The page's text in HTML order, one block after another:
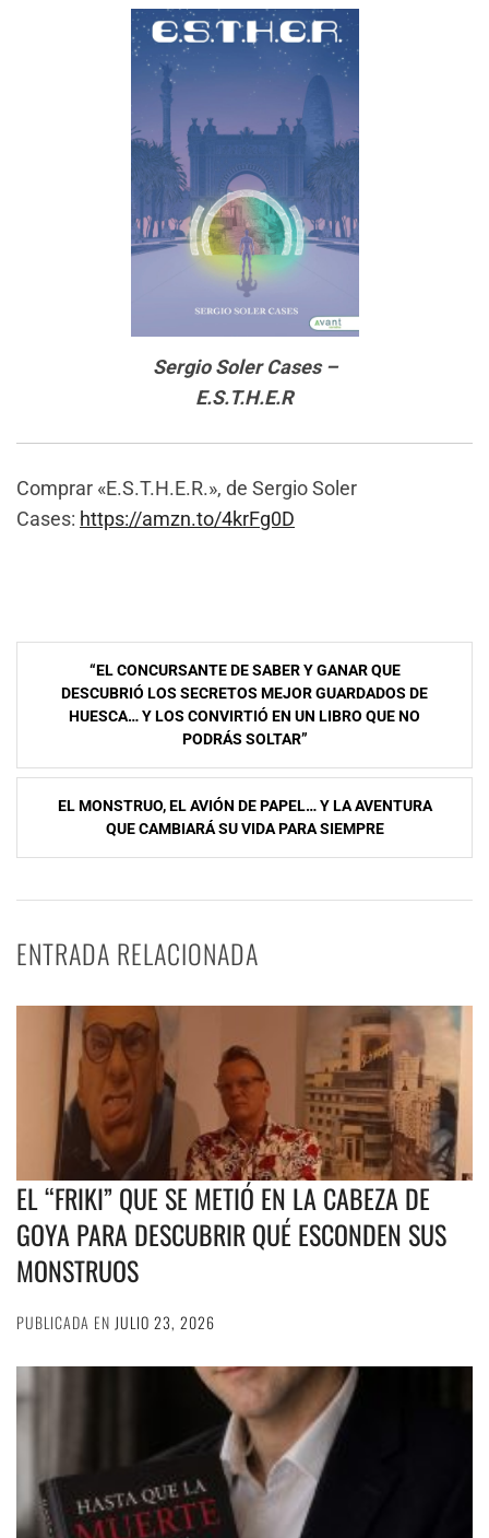
Sergio Soler Cases –
E.S.T.H.E.R
Comprar «E.S.T.H.E.R.», de Sergio Soler
Cases: https://amzn.to/4krFg0D
Navegación“EL CONCURSANTE DE SABER Y GANAR QUE
DESCUBRIÓ LOS SECRETOS MEJOR GUARDADOS DE
HUESCA… Y LOS CONVIRTIÓ EN UN LIBRO QUE NO
PODRÁS SOLTAR”
EL MONSTRUO, EL AVIÓN DE PAPEL… Y LA AVENTURA
QUE CAMBIARÁ SU VIDA PARA SIEMPRE
ENTRADA RELACIONADA
EL “FRIKI” QUE SE METIÓ EN LA CABEZA DE
GOYA PARA DESCUBRIR QUÉ ESCONDEN SUS
MONSTRUOS
PUBLICADA EN JULIO 23, 2026